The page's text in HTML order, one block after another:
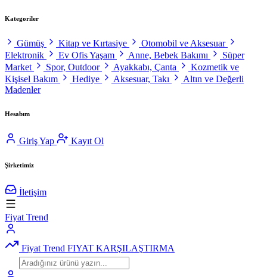
Kategoriler
Gümüş Kitap ve Kırtasiye
Otomobil ve Aksesuar
Elektronik
Ev Ofis Yaşam Anne, Bebek Bakımı
Süper
Market
Spor, Outdoor Ayakkabı, Çanta
Kozmetik ve
Kişisel Bakım
Hediye Aksesuar, Takı
Altın ve Değerli
Madenler
Hesabım
Giriş Yap Kayıt Ol
Şirketimiz
İletişim
Fiyat Trend
Fiyat Trend FIYAT KARŞILAŞTIRMA